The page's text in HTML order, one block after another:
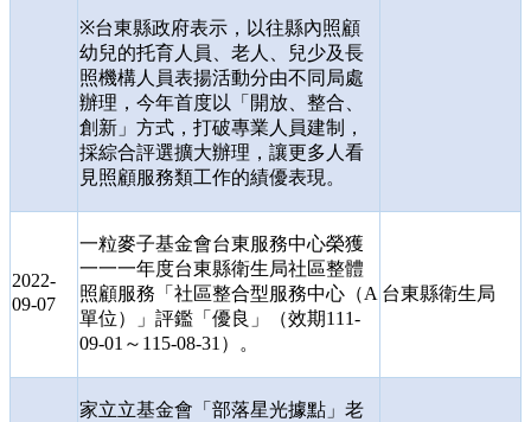
※台東縣政府表示，以往縣內照顧
幼兒的托育人員、老人、兒少及長
照機構人員表揚活動分由不同局處
辦理，今年首度以「開放、整合、
創新」方式，打破專業人員建制，
採綜合評選擴大辦理，讓更多人看
見照顧服務類工作的績優表現。
2022-
09-07
一粒麥子基金會台東服務中心榮獲
一一一年度台東縣衛生局社區整體
照顧服務「社區整合型服務中心（A
單位）」評鑑「優良」（效期111-
09-01 ～ 115-08-31 ）。
台東縣衛生局
家立立基金會「部落星光據點」老